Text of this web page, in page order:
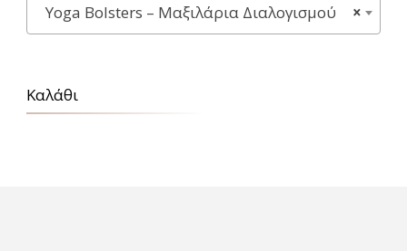
×
Yoga Bolsters – Μαξιλάρια Διαλογισμού
Καλάθι